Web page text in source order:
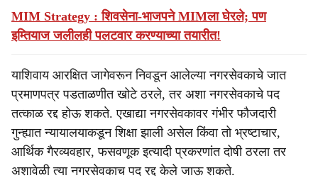
MIM Strategy : शिवसेना-भाजपने MIMला घेरले; पण
इम्तियाज जलीलही पलटवार करण्याच्या तयारीत!
याशिवाय आरक्षित जागेवरून निवडून आलेल्या नगरसेवकाचे जात
प्रमाणपत्र पडताळणीत खोटे ठरले, तर अशा नगरसेवकाचे पद
तत्काळ रद्द होऊ शकते. एखाद्या नगरसेवकावर गंभीर फौजदारी
गुन्ह्यात न्यायालयाकडून शिक्षा झाली असेल किंवा तो भ्रष्टाचार,
आर्थिक गैरव्यवहार, फसवणूक इत्यादी प्रकरणांत दोषी ठरला तर
अशावेळी त्या नगरसेवकाच पद रद्द केले जाऊ शकते.